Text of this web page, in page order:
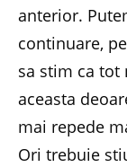
anterior.
continuare,
sa stim ca tot
aceasta
mai repede
Ori trebuie